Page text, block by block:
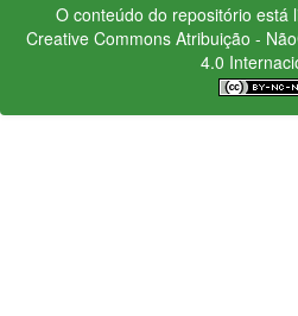
O conteúdo do repositório está
Creative CommonsAtribuição -
4.0